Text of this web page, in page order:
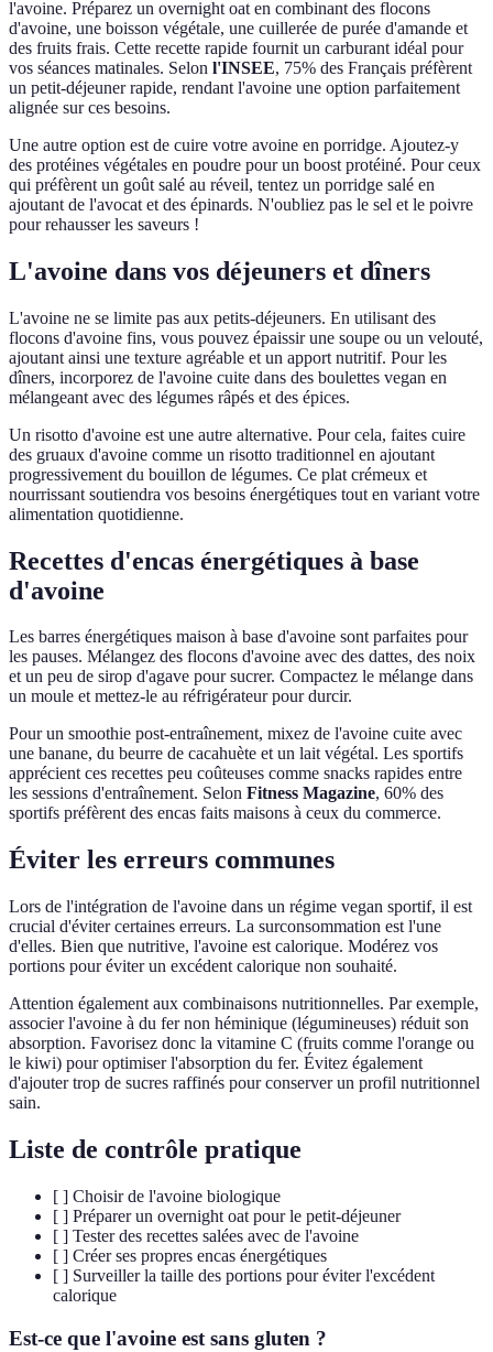
l'avoine. Préparez un overnight oat en combinant des flocons
d'avoine, une boisson végétale, une cuillerée de purée d'amande et
des fruits frais. Cette recette rapide fournit un carburant idéal pour
vos séances matinales. Selon l'INSEE, 75% des Français préfèrent
un petit-déjeuner rapide, rendant l'avoine une option parfaitement
alignée sur ces besoins.
Une autre option est de cuire votre avoine en porridge. Ajoutez-y
des protéines végétales en poudre pour un boost protéiné. Pour ceux
qui préfèrent un goût salé au réveil, tentez un porridge salé en
ajoutant de l'avocat et des épinards. N'oubliez pas le sel et le poivre
pour rehausser les saveurs !
L'avoine dans vos déjeuners et dîners
L'avoine ne se limite pas aux petits-déjeuners. En utilisant des
flocons d'avoine fins, vous pouvez épaissir une soupe ou un velouté,
ajoutant ainsi une texture agréable et un apport nutritif. Pour les
dîners, incorporez de l'avoine cuite dans des boulettes vegan en
mélangeant avec des légumes râpés et des épices.
Un risotto d'avoine est une autre alternative. Pour cela, faites cuire
des gruaux d'avoine comme un risotto traditionnel en ajoutant
progressivement du bouillon de légumes. Ce plat crémeux et
nourrissant soutiendra vos besoins énergétiques tout en variant votre
alimentation quotidienne.
Recettes d'encas énergétiques à base
d'avoine
Les barres énergétiques maison à base d'avoine sont parfaites pour
les pauses. Mélangez des flocons d'avoine avec des dattes, des noix
et un peu de sirop d'agave pour sucrer. Compactez le mélange dans
un moule et mettez-le au réfrigérateur pour durcir.
Pour un smoothie post-entraînement, mixez de l'avoine cuite avec
une banane, du beurre de cacahuète et un lait végétal. Les sportifs
apprécient ces recettes peu coûteuses comme snacks rapides entre
les sessions d'entraînement. Selon Fitness Magazine, 60% des
sportifs préfèrent des encas faits maisons à ceux du commerce.
Éviter les erreurs communes
Lors de l'intégration de l'avoine dans un régime vegan sportif, il est
crucial d'éviter certaines erreurs. La surconsommation est l'une
d'elles. Bien que nutritive, l'avoine est calorique. Modérez vos
portions pour éviter un excédent calorique non souhaité.
Attention également aux combinaisons nutritionnelles. Par exemple,
associer l'avoine à du fer non héminique (légumineuses) réduit son
absorption. Favorisez donc la vitamine C (fruits comme l'orange ou
le kiwi) pour optimiser l'absorption du fer. Évitez également
d'ajouter trop de sucres raffinés pour conserver un profil nutritionnel
sain.
Liste de contrôle pratique
[ ] Choisir de l'avoine biologique
[ ] Préparer un overnight oat pour le petit-déjeuner
[ ] Tester des recettes salées avec de l'avoine
[ ] Créer ses propres encas énergétiques
[ ] Surveiller la taille des portions pour éviter l'excédent
calorique
Est-ce que l'avoine est sans gluten ?